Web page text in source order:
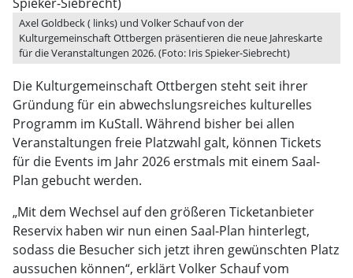
Axel Goldbeck ( links) und Volker Schauf von der
Kulturgemeinschaft Ottbergen präsentieren die neue Jahreskarte
für die Veranstaltungen 2026. (Foto: Iris Spieker-Siebrecht)
Die Kulturgemeinschaft Ottbergen steht seit ihrer
Gründung für ein abwechslungsreiches kulturelles
Programm im KuStall. Während bisher bei allen
Veranstaltungen freie Platzwahl galt, können Tickets
für die Events im Jahr 2026 erstmals mit einem Saal-
Plan gebucht werden.
„Mit dem Wechsel auf den größeren Ticketanbieter
Reservix haben wir nun einen Saal-Plan hinterlegt,
sodass die Besucher sich jetzt ihren gewünschten Platz
aussuchen können“, erklärt Volker Schauf vom